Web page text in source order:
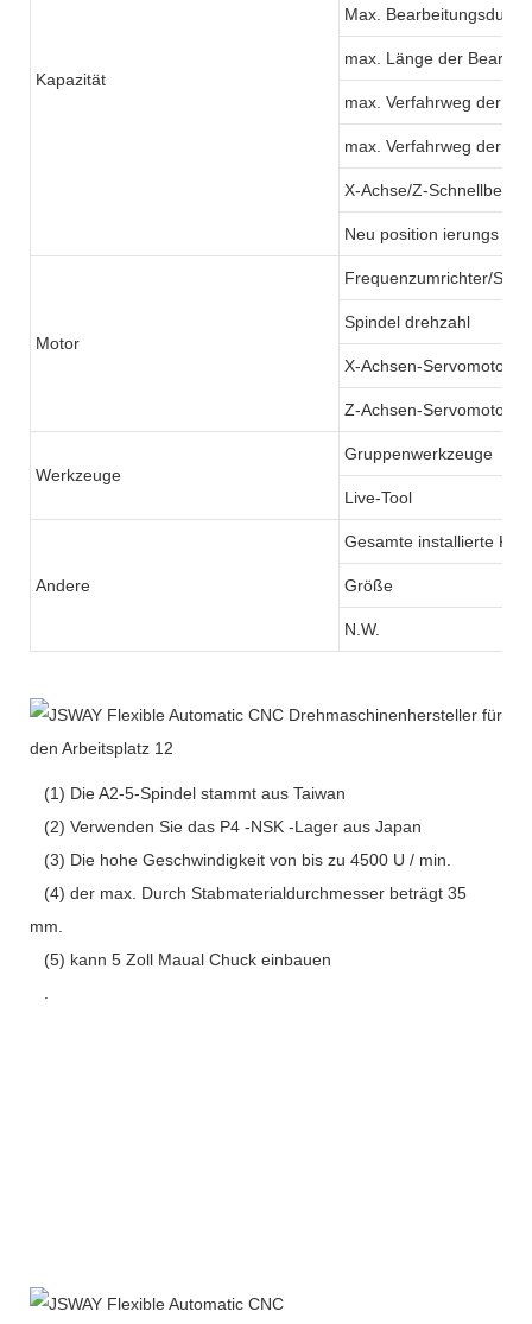
Kapazität
Max.
max. Länge der
max. Verfahrweg der X-
max. Verfahrweg der Z-
X-Achse/Z-
Neu position ierungs
Motor
Frequenzumrichter/
Spindel drehzahl
X-Achsen-Servomotor
Z-Achsen-Servomotor
Werkzeuge
Gruppenwerkzeuge
Live-Tool
Andere
Gesamte installierte
Größe
N.W.
(1) Die A2-5-Spindel stammt aus Taiwan
(2) Verwenden Sie das P4 -NSK -Lager aus Japan
(3) Die hohe Geschwindigkeit von bis zu 4500 U / min.
(4) der max. Durch Stabmaterialdurchmesser beträgt 35
mm.
(5) kann 5 Zoll Maual Chuck einbauen